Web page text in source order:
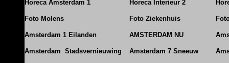
Horeca Amsterdam 1 Horeca Interieur 2
Foto Molens Foto Ziekenhuis
Amsterdam 1 Eilanden AMSTERDAM NU
Amsterdam Stadsvernieuwing Amsterdam 7 Sneeuw